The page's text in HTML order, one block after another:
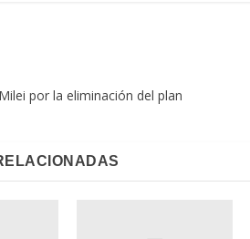
por la eliminación del plan